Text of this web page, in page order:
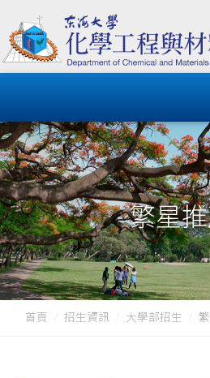
繁星
首頁 招生資訊 大學部招生